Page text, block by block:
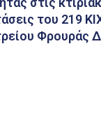
του 219
Φρουράς